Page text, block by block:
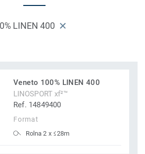
LINEN 400
Veneto 100% LINEN 400
LINOSPORT xf²™
Ref. 14849400
Format
Rolna 2 x ≤28m